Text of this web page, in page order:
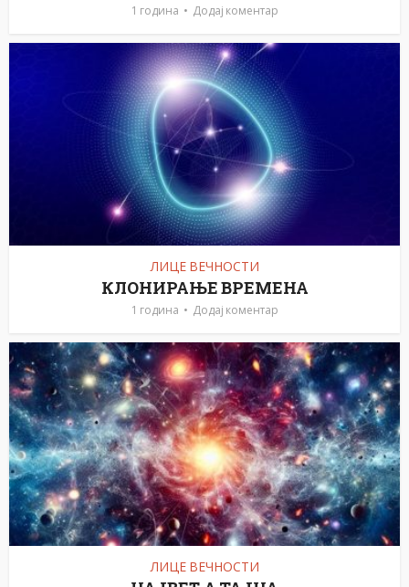
1 година Додај коментар
ЛИЦЕ ВЕЧНОСТИ
КЛОНИРАЊЕ ВРЕМЕНА
1 година Додај коментар
ЛИЦЕ ВЕЧНОСТИ